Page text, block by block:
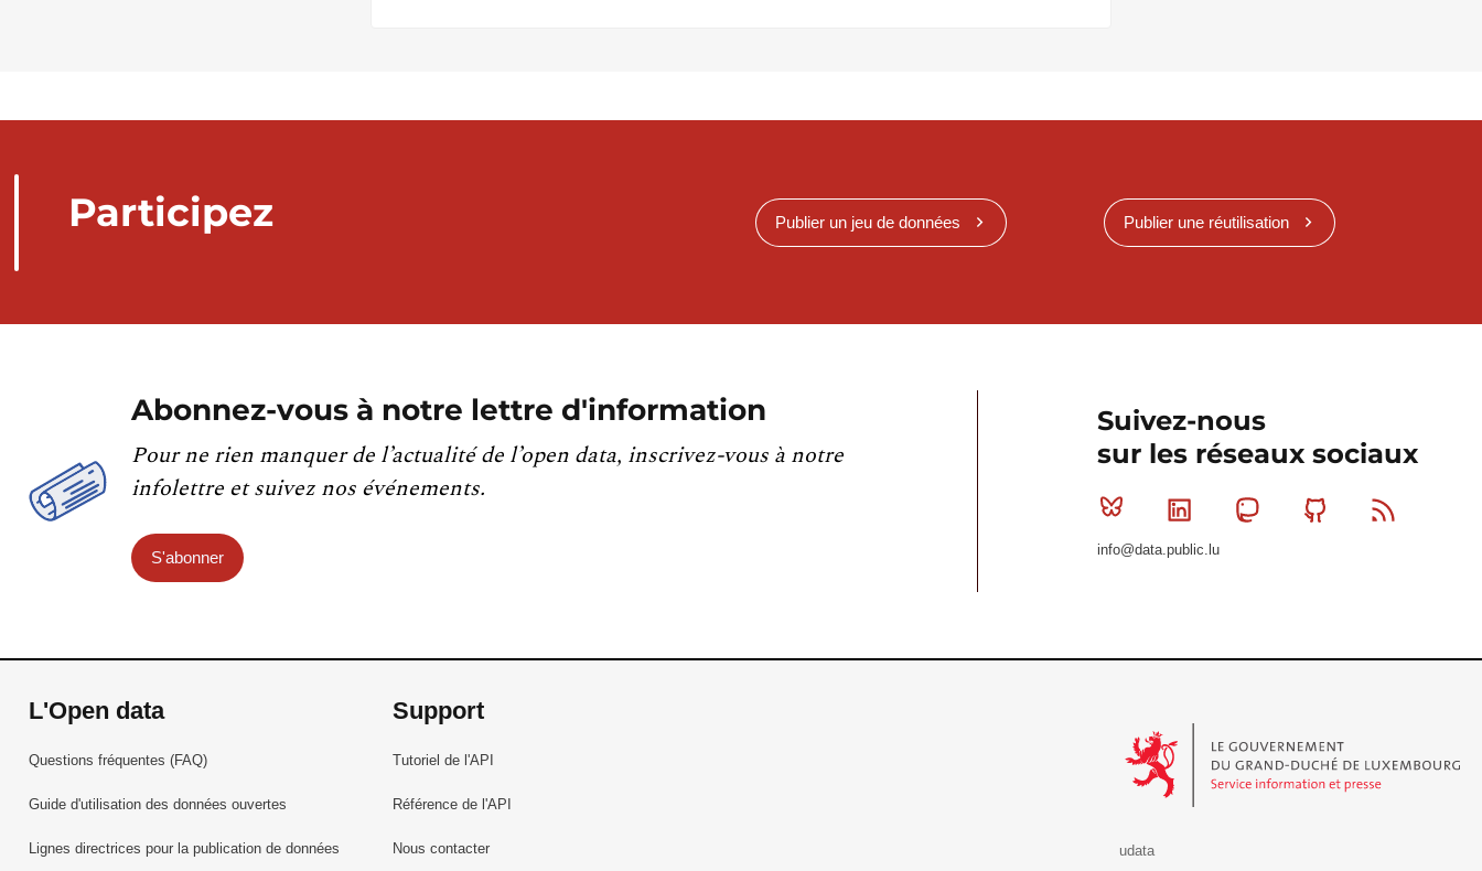
Participez Publier un jeu de données Publier une réutilisation
Abonnez-vous à notre lettre d'information
Pour ne rien manquer de l’actualité de l’open data, inscrivez-vous à notre
infolettre et suivez nos événements.
S'abonner
Suivez-nous
sur les réseaux sociaux
Bluesky Linkedin MastodonGithub
info@data.public.lu
L'Open data
Questions fréquentes (FAQ)
Guide d'utilisation des données ouvertes
Lignes directrices pour la publication de données
Support
Tutoriel de l'API
Référence de l'API
Nous contacter
udata